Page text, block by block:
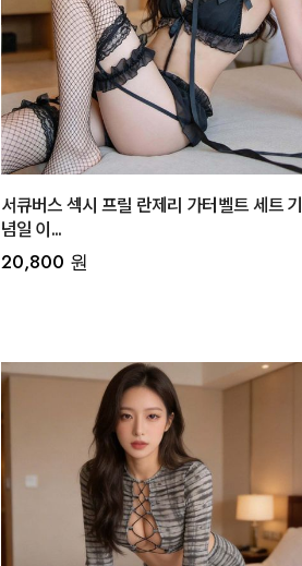
서큐버스 섹시 프릴 란제리 가터벨트 세트 기
념일 이...
20,800 원